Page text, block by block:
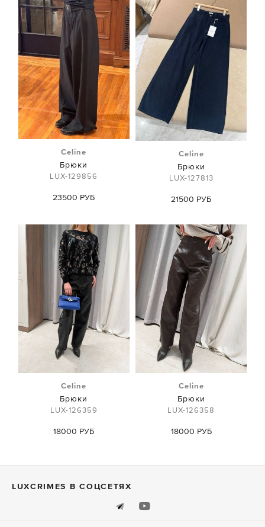
Celine
Брюки
LUX-129856
23500 РУБ
Celine
Брюки
LUX-127813
21500 РУБ
Celine
Брюки
LUX-126359
18000 РУБ
Celine
Брюки
LUX-126358
18000 РУБ
LUXСRIMES В СОЦСЕТЯХ